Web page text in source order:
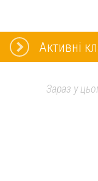
Активні
Зараз у